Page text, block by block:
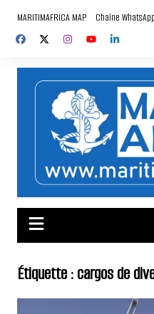
contenu
MARITIMAFRICA MAP Chaîne WhatsApp
Étiquette :cargos de